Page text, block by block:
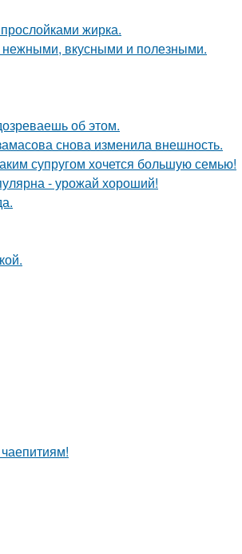
жирка.
нежными, вкусными и полезными.
об этом.
снова изменила внешность.
супругом хочется большую семью!
- урожай хороший!